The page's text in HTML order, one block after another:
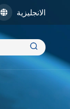
 الانجليزية
